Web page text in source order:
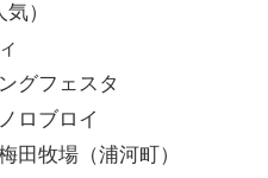
）
グフェスタ
ロブロイ
田牧場（浦河町）